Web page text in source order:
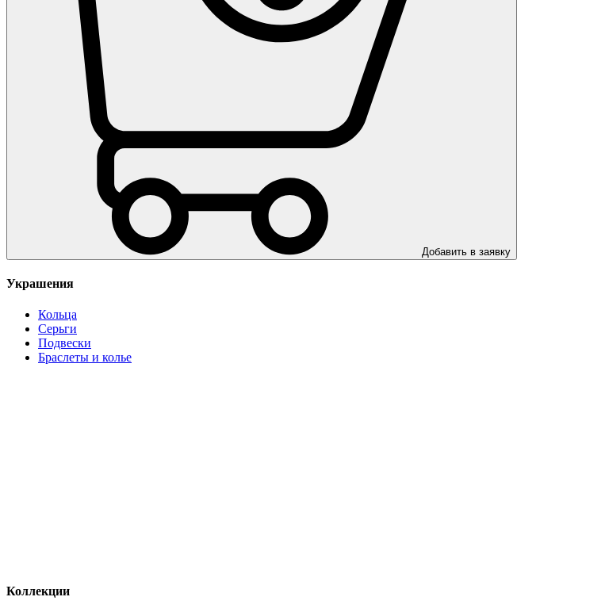
Добавить в заявку
Украшения
Кольца
Серьги
Подвески
Браслеты и колье
Коллекции